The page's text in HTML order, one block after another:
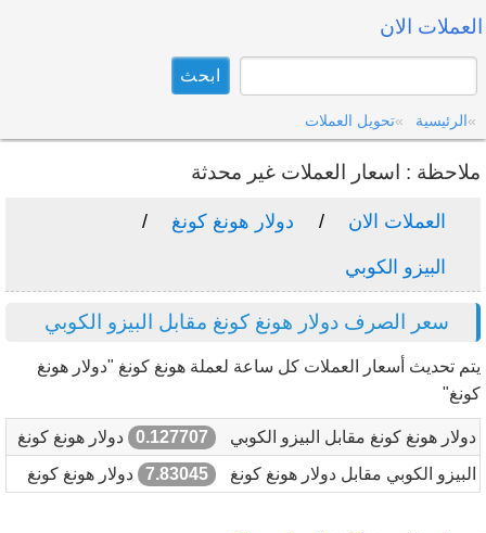
العملات الان
الرئيسية تحويل العملات
ملاحظة : اسعار العملات غير محدثة
العملات الان دولار هونغ كونغ
البيزو الكوبي
سعر الصرف دولار هونغ كونغ مقابل البيزو الكوبي
يتم تحديث أسعار العملات كل ساعة لعملة هونغ كونغ "دولار هونغ
كونغ"
دولار هونغ كونغ مقابل البيزو الكوبي 0.127707
دولار هونغ كونغ
البيزو الكوبي مقابل دولار هونغ كونغ
7.83045 دولار هونغ كونغ